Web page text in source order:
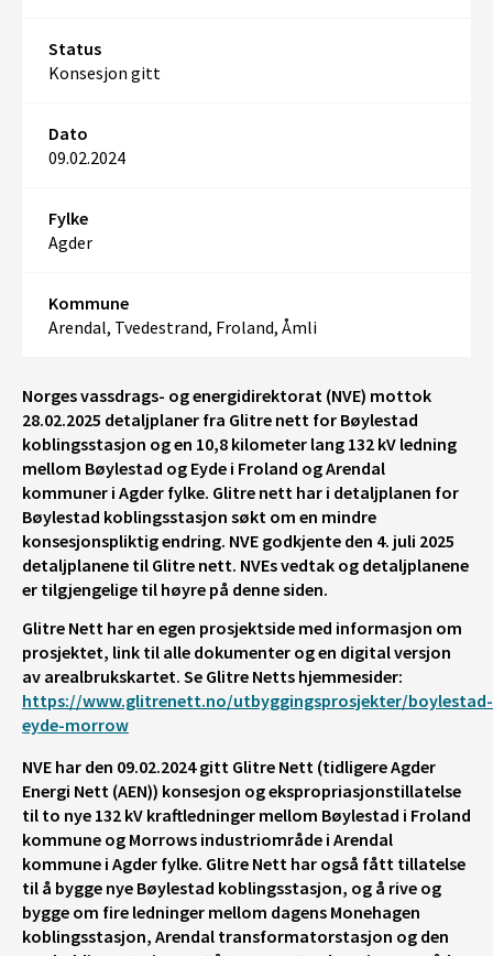
Status
Konsesjon gitt
Dato
09.02.2024
Fylke
Agder
Kommune
Arendal, Tvedestrand, Froland, Åmli
Norges vassdrags- og energidirektorat (NVE) mottok
28.02.2025 detaljplaner fra Glitre nett for Bøylestad
koblingsstasjon og en 10,8 kilometer lang 132 kV ledning
mellom Bøylestad og Eyde i Froland og Arendal
kommuner i Agder fylke. Glitre nett har i detaljplanen for
Bøylestad koblingsstasjon søkt om en mindre
konsesjonspliktig endring. NVE godkjente den 4. juli 2025
detaljplanene til Glitre nett. NVEs vedtak og detaljplanene
er tilgjengelige til høyre på denne siden.
Glitre Nett har en egen prosjektside med informasjon om
prosjektet, link til alle dokumenter og en digital versjon
av arealbrukskartet. Se Glitre Netts hjemmesider:
https://www.glitrenett.no/utbyggingsprosjekter/boylestad-
eyde-morrow
NVE har den 09.02.2024 gitt Glitre Nett (tidligere Agder
Energi Nett (AEN)) konsesjon og ekspropriasjonstillatelse
til to nye 132 kV kraftledninger mellom Bøylestad i Froland
kommune og Morrows industriområde i Arendal
kommune i Agder fylke. Glitre Nett har også fått tillatelse
til å bygge nye Bøylestad koblingsstasjon, og å rive og
bygge om fire ledninger mellom dagens Monehagen
koblingsstasjon, Arendal transformatorstasjon og den